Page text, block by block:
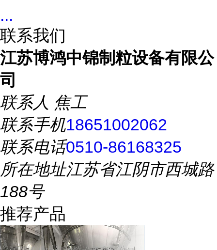
...
联系我们
江苏博鸿中锦制粒设备有限公
司
联系人 焦工
联系手机18651002062
联系电话0510-86168325
所在地址江苏省江阴市西城路
188号
推荐产品